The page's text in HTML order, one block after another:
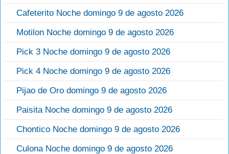
Cafeterito Noche domingo 9 de agosto 2026
Motilon Noche domingo 9 de agosto 2026
Pick 3 Noche domingo 9 de agosto 2026
Pick 4 Noche domingo 9 de agosto 2026
Pijao de Oro domingo 9 de agosto 2026
Paisita Noche domingo 9 de agosto 2026
Chontico Noche domingo 9 de agosto 2026
Culona Noche domingo 9 de agosto 2026